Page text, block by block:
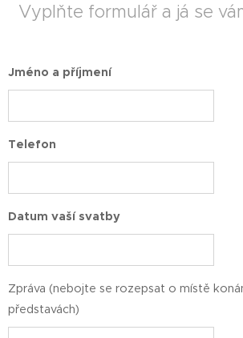
Vyplňte formulář a já se
Jméno a příjmení
Telefon
Datum vaší svatby
Zpráva (nebojte se rozepsat o místě
představách)